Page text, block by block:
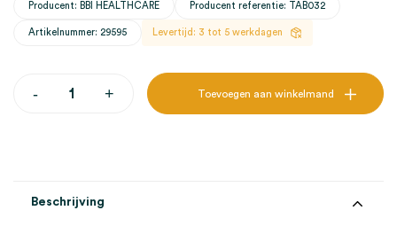
Producent: BBI HEALTHCARE Producent referentie: TAB032
Artikelnummer: 29595 Levertijd: 3 tot 5 werkdagen
-
(50)
+ Toevoegen aan winkelmand
Beschrijving